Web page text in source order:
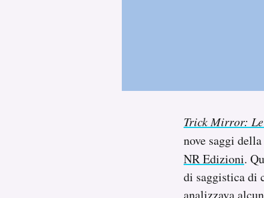
Trick Mirror:
nove saggi
NR Edizioni.
di saggistica di
analizzava